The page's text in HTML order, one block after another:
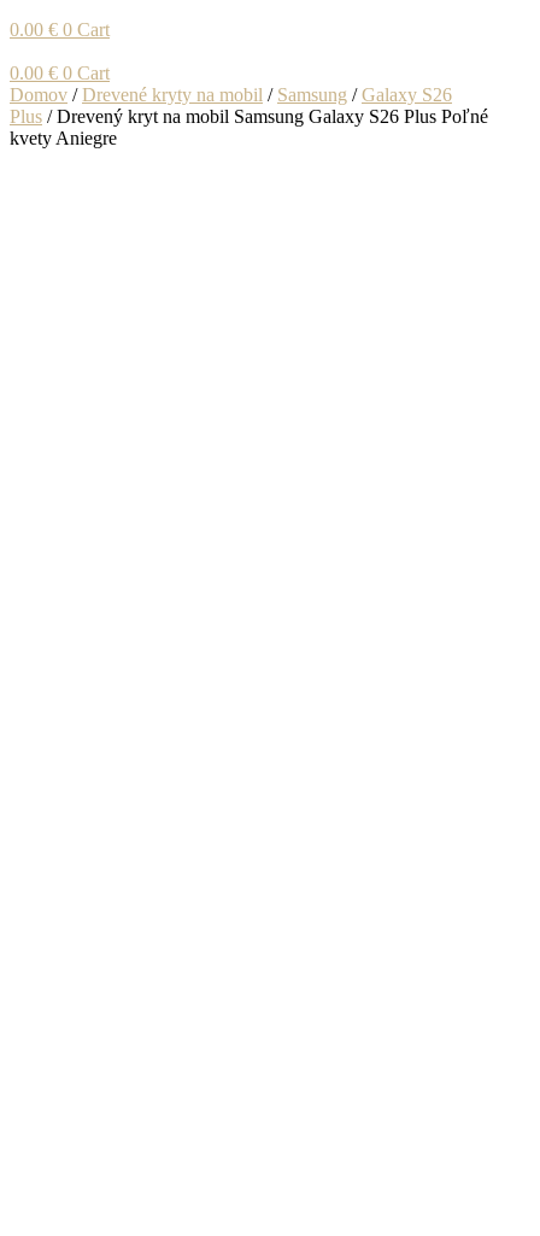
0.00 € 0 Cart
0.00 € 0 Cart
Domov /Drevené kryty na mobil / Samsung /Galaxy S26
Plus / Drevený kryt na mobil Samsung Galaxy S26 Plus Poľné
kvety Aniegre